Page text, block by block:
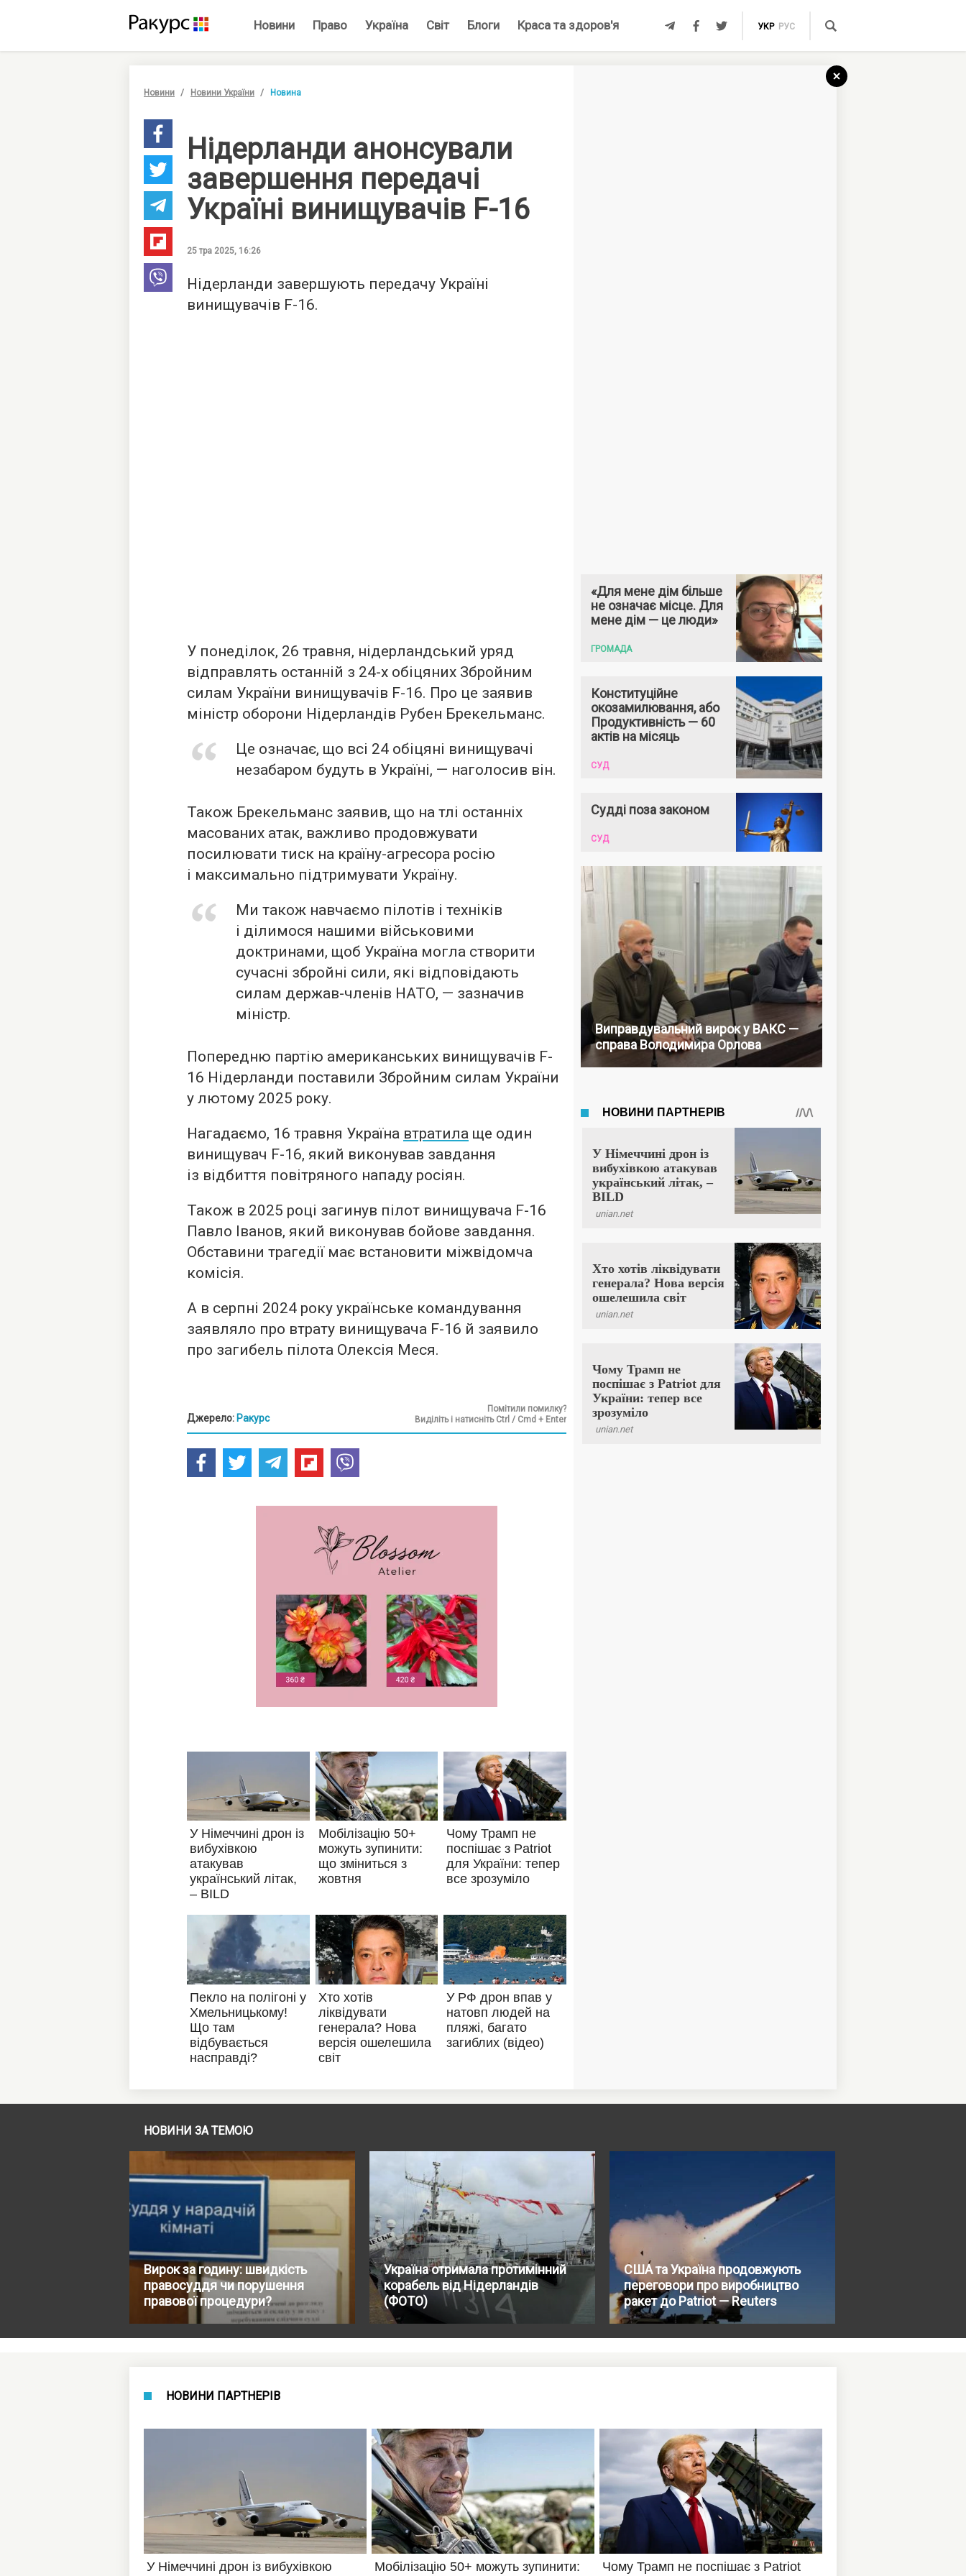
Новини Право Україна Світ Блоги Краса та здоров'я УКР РУС
Новини Новини України Новина
Нідерланди анонсували
завершення передачі
Україні винищувачів F-16
25 тра 2025, 16:26
Нідерланди завершують передачу Україні
винищувачів F-16.
У понеділок, 26 травня, нідерландський уряд
відправлять останній з 24-х обіцяних Збройним
силам України винищувачів F-16. Про це заявив
міністр оборони Нідерландів Рубен Брекельманс.
Це означає, що всі 24 обіцяні винищувачі
незабаром будуть в Україні, — наголосив він.
Також Брекельманс заявив, що на тлі останніх
масованих атак, важливо продовжувати
посилювати тиск на країну-агресора росію
і максимально підтримувати Україну.
Ми також навчаємо пілотів і техніків
і ділимося нашими військовими
доктринами, щоб Україна могла створити
сучасні збройні сили, які відповідають
силам держав-членів НАТО, — зазначив
міністр.
Попередню партію американських винищувачів F-
16 Нідерланди поставили Збройним силам України
у лютому 2025 року.
Нагадаємо, 16 травня Україна втратила ще один
винищувач F-16, який виконував завдання
із відбиття повітряного нападу росіян.
Також в 2025 році загинув пілот винищувача F-16
Павло Іванов, який виконував бойове завдання.
Обставини трагедії має встановити міжвідомча
комісія.
А в серпні 2024 року українське командування
заявляло про втрату винищувача F-16 й заявило
про загибель пілота Олексія Меся.
Джерело: Ракурс
Помітили помилку?
Виділіть і натисніть Ctrl / Cmd + Enter
«Для мене дім більше
не означає місце. Для
мене дім — це люди»
ГРОМАДА
Конституційне
окозамилювання, або
Продуктивність — 60
актів на місяць
СУД
Судді поза законом
СУД
Виправдувальний вирок у ВАКС —
справа Володимира Орлова
НОВИНИ ЗА ТЕМОЮ
Вирок за годину: швидкість
правосуддя чи порушення
правової процедури?
Україна отримала протимінний
корабель від Нідерландів
(ФОТО)
США та Україна продовжують
переговори про виробництво
ракет до Patriot — Reuters
НОВИНИ ПАРТНЕРІВ